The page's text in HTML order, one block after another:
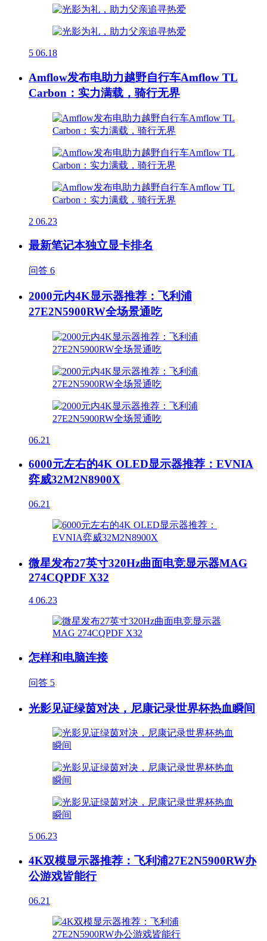
5 06.18
Amflow发布电助力越野自行车Amflow TL
Carbon：实力满载，骑行无界
2 06.23
最新笔记本独立显卡排名
问答 6
2000元内4K显示器推荐：飞利浦
27E2N5900RW全场景通吃
06.21
6000元左右的4K OLED显示器推荐：EVNIA
弈威32M2N8900X
06.21
微星发布27英寸320Hz曲面电竞显示器MAG
274CQPDF X32
4 06.23
怎样和电脑连接
问答 5
光影见证绿茵对决，尼康记录世界杯热血瞬间
5 06.23
4K双模显示器推荐：飞利浦27E2N5900RW办
公游戏皆能行
06.21